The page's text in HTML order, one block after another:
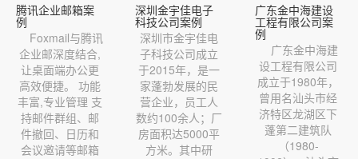
腾讯企业邮箱案
例
Foxmail与腾讯
企业邮深度结合,
让桌面端办公更
高效便捷。 功能
丰富,专业管理 支
持邮件群组、邮
件撤回、日历和
会议邀请等邮箱
深圳金宇佳电子
科技公司案例
深圳市金宇佳电
子科技公司成立
于2015年，是一
家蓬勃发展的民
营企业，员工人
数约100余人；厂
房面积达5000平
方米。其中研
广东金中海建设
工程有限公司案
例
广东金中海建
设工程有限公司
成立于1980年，
曾用名汕头市经
济特区龙湖区下
蓬第二建筑队
（1980-